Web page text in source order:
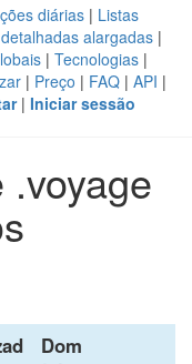
diárias | Listas
alargadas |
| Tecnologias |
| Preço | FAQ | API |
| Iniciar sessão
.voyage
Dom